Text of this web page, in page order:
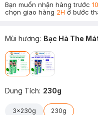
Bạn muốn nhận hàng trước
chọn giao hàng 2H ở bước
Mùi hương: Bạc Hà The
Dung Tích: 230g
3x230g 230g